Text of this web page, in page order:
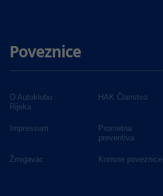
Poveznice
O Autoklubu
Rijeka
HAK Članstvo
Impressum
Prometna
preventiva
Žmigavac Korisne poveznice